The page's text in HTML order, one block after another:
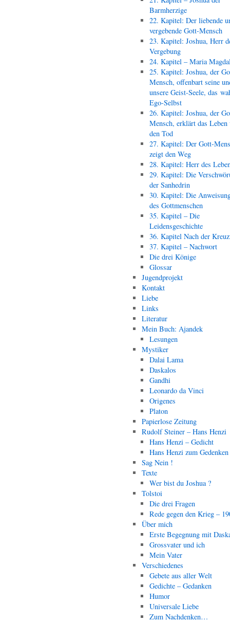
Barmherzige
22. Kapitel: Der liebende
vergebende Gott-Mensch
23. Kapitel: Joshua, Herr
Vergebung
24. Kapitel – Maria
25. Kapitel: Joshua, der
Mensch, offenbart seine
unsere Geist-Seele, das
Ego-Selbst
26. Kapitel: Joshua, der
Mensch, erklärt das Leben
den Tod
27. Kapitel: Der Gott-
zeigt den Weg
28. Kapitel: Herr des
29. Kapitel: Die
der Sanhedrin
30. Kapitel: Die
des Gottmenschen
35. Kapitel – Die
Leidensgeschichte
36. Kapitel Nach der
37. Kapitel – Nachwort
Die drei Könige
Glossar
Jugendprojekt
Kontakt
Liebe
Links
Literatur
Mein Buch: Ajandek
Lesungen
Mystiker
Dalai Lama
Daskalos
Gandhi
Leonardo da Vinci
Origenes
Platon
Papierlose Zeitung
Rudolf Steiner – Hans Henzi
Hans Henzi – Gedicht
Hans Henzi zum Gedenken
Sag Nein !
Texte
Wer bist du Joshua ?
Tolstoi
Die drei Fragen
Rede gegen den Krieg –
Über mich
Erste Begegnung mit
Grossvater und ich
Mein Vater
Verschiedenes
Gebete aus aller Welt
Gedichte – Gedanken
Humor
Universale Liebe
Zum Nachdenken…